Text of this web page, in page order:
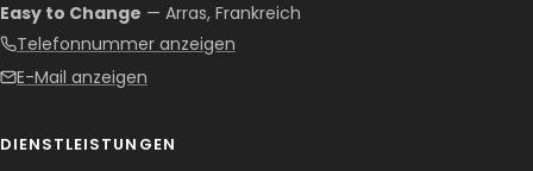
Easy to Change — Arras, Frankreich
Telefonnummer anzeigen
E-Mail anzeigen
DIENSTLEISTUNGEN